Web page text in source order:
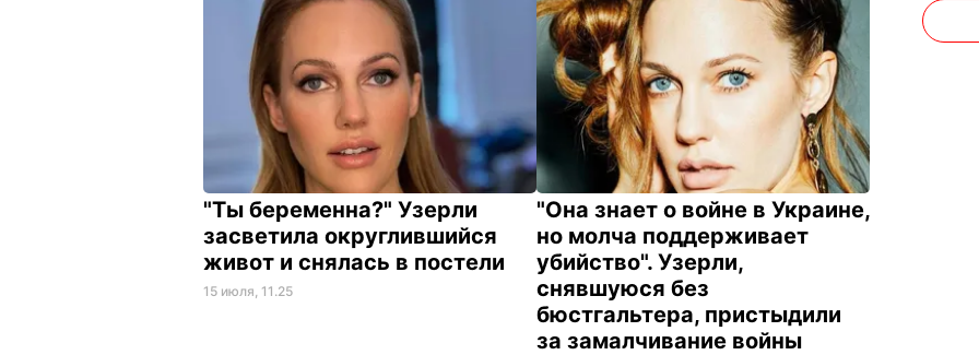
"Ты беременна?" Узерли
засветила округлившийся
живот и снялась в постели
15 июля, 11.25
"Она знает о войне в Украине,
но молча поддерживает
убийство". Узерли,
снявшуюся без
бюстгальтера, пристыдили
за замалчивание войны